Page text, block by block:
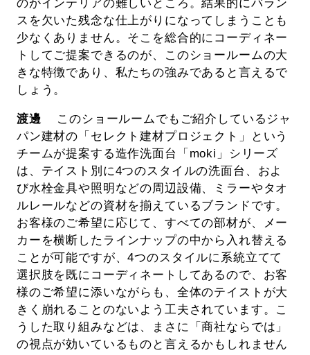
のがインテリアの難しいところ。結果的にバラン
スを欠いた残念な仕上がりになってしまうことも
少なくありません。そこを総合的にコーディネー
トしてご提案できるのが、このショールームの大
きな特徴であり、私たちの強みであると言えるで
しょう。
渡邊
このショールームでもご紹介しているジャ
パン建材の「セレクト建材プロジェクト」という
チームが提案する造作洗面台「moki」シリーズ
は、テイスト別に4つのスタイルの洗面台、およ
び水栓金具や照明などの周辺設備、ミラーやタオ
ルレールなどの資材を揃えているブランドです。
お客様のご希望に応じて、すべての部材が、メー
カーを横断したラインナップの中から入れ替える
ことが可能ですが、4つのスタイルに系統立てて
選択肢を既にコーディネートしてあるので、お客
様のご希望に添いながらも、全体のテイストが大
きく崩れることのないよう工夫されています。こ
うした取り組みなどは、まさに「商社ならでは」
の視点が効いているものと言えるかもしれません